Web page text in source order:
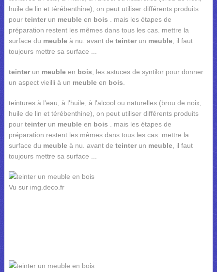
huile de lin et térébenthine), on peut utiliser différents produits
pour teinterun meubleen bois . mais les étapes de
préparation restent les mêmes dans tous les cas. mettre la
surface du meubleà nu. avant de teinterun meuble, il faut
toujours mettre sa surface ...
teinterun meubleen bois , les astuces de syntilor pour donner
un aspect vieilli à un meubleen bois
teintures à l'eau, à l'huile, à l'alcool ou naturelles (brou de noix,
huile de lin et térébenthine), on peut utiliser différents produits
pour teinterun meubleen bois . mais les étapes de
préparation restent les mêmes dans tous les cas. mettre la
surface du meubleà nu. avant de teinterun meuble, il faut
toujours mettre sa surface ...
Vu sur img.deco.fr